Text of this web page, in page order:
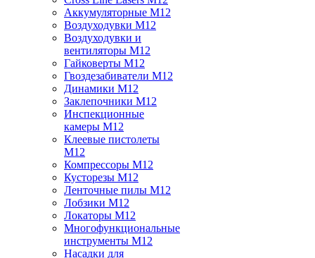
Аккумуляторные M12
Воздуходувки M12
Воздуходувки и
вентиляторы M12
Гайковерты M12
Гвоздезабиватели M12
Динамики M12
Заклепочники M12
Инспекционные
камеры M12
Клеевые пистолеты
M12
Компрессоры M12
Кусторезы M12
Ленточные пилы M12
Лобзики M12
Локаторы M12
Многофункциональные
инструменты M12
Насадки для